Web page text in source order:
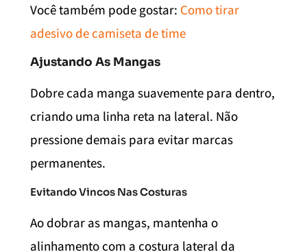
Você também pode gostar: Como tirar
adesivo de camiseta de time
Ajustando As Mangas
Dobre cada manga suavemente para dentro,
criando uma linha reta na lateral. Não
pressione demais para evitar marcas
permanentes.
Evitando Vincos Nas Costuras
Ao dobrar as mangas, mantenha o
alinhamento com a costura lateral da